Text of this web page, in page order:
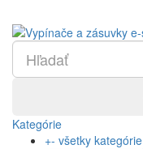
Kategórie
+- všetky kategórie